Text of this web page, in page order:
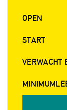
OPEN
START
VERWACHT